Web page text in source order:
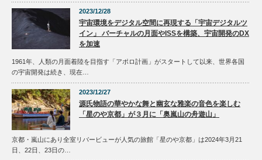
2023/12/28
宇宙環境をデジタル空間に再現する「宇宙デジタルツ
イン」 バーチャルの月面やISSを構築、宇宙開発のDX
を加速
1961年、人類の月面着陸を目指す「アポロ計画」がスタートして以来、世界各国
の宇宙開発は続き、現在…
2023/12/27
源氏物語の華やかな舞と幽玄な雅楽の音色を楽しむ
「星のや京都」が３月に「奥嵐山の舟遊山」
京都・嵐山にあり全室リバービューが人気の旅館「星のや京都」は2024年3月21
日、22日、23日の…